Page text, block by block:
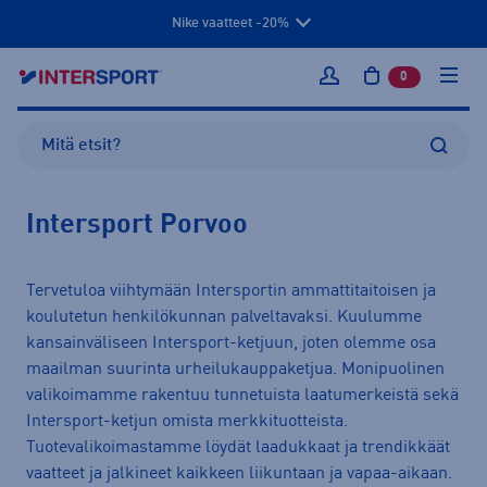
Nike vaatteet -20%
Kirjaudu sisään
0 tuotetta
Intersport Porvoo
Tervetuloa viihtymään Intersportin ammattitaitoisen ja
koulutetun henkilökunnan palveltavaksi. Kuulumme
kansainväliseen Intersport-ketjuun, joten olemme osa
maailman suurinta urheilukauppaketjua. Monipuolinen
valikoimamme rakentuu tunnetuista laatumerkeistä sekä
Intersport-ketjun omista merkkituotteista.
Tuotevalikoimastamme löydät laadukkaat ja trendikkäät
vaatteet ja jalkineet kaikkeen liikuntaan ja vapaa-aikaan.